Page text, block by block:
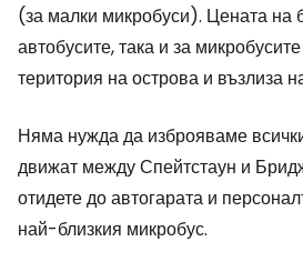
(за малки микробуси). Цената на
автобусите, така и за
територия на острова и възлиза
Няма нужда да изброяваме
движат между Спейтстаун и
отидете до автогарата и
най-близкия микробус.